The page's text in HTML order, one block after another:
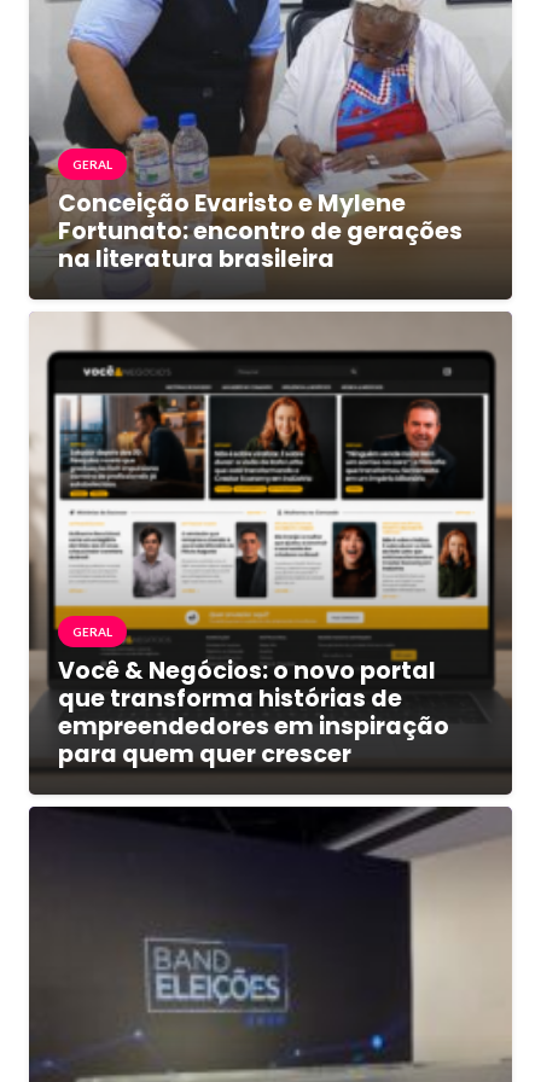
GERAL
Conceição Evaristo e Mylene
Fortunato: encontro de gerações
na literatura brasileira
GERAL
Você & Negócios: o novo portal
que transforma histórias de
empreendedores em inspiração
para quem quer crescer